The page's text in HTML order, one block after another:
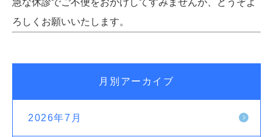
ろしくお願いいたします。
月別アーカイブ
2026年7月